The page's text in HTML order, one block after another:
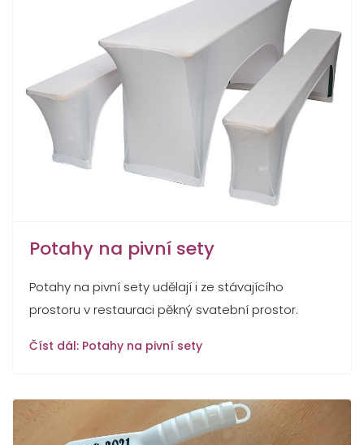
Potahy na pivní sety
Potahy na pivní sety udělají i ze stávajícího
prostoru v restauraci pěkný svatební prostor.
Číst dál: Potahy na pivní sety